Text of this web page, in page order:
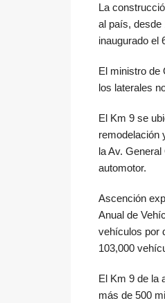
La
al país, desde
inaugurado el
El ministro de
los laterales
El Km 9 se
remodelación
la Av.
automotor.
Ascención
Anual de
vehículos por
103,000
El Km 9 de la
más de 500